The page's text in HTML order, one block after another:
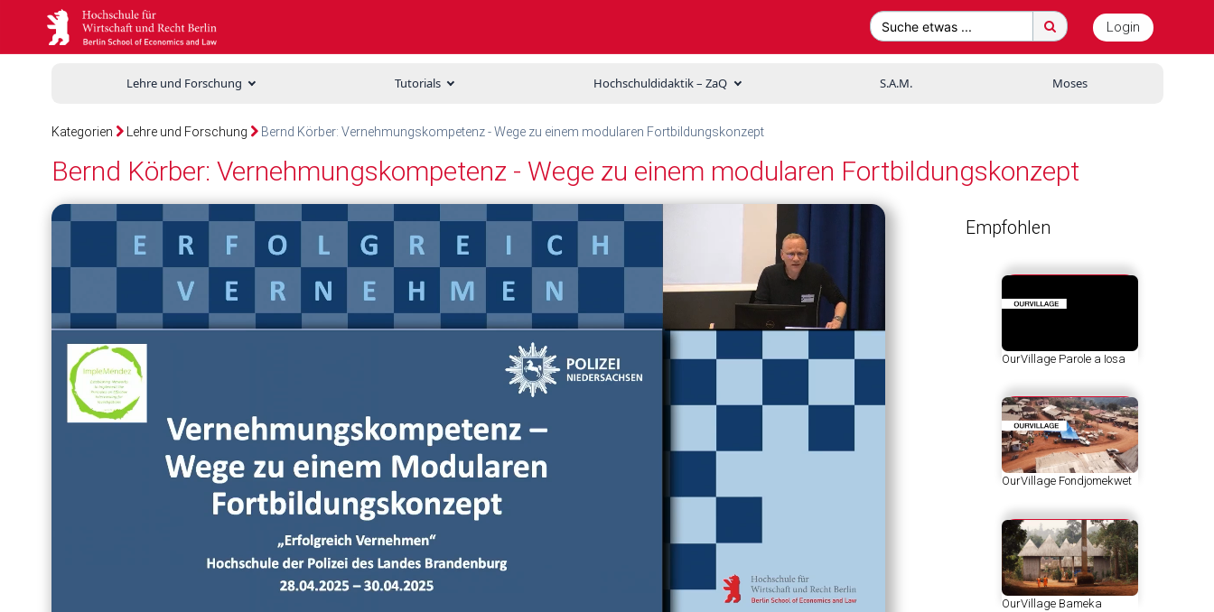
Suche etwas ... Login
Lehre und Forschung Tutorials Hochschuldidaktik – ZaQ S.A.M. Moses
Kategorien Lehre und Forschung Bernd Körber: Vernehmungskompetenz - Wege zu einem modularen Fortbildungskonzept
Bernd Körber: Vernehmungskompetenz - Wege zu einem modularen Fortbildungskonzept
Empfohlen
OurVillage Parole a Iosa
OurVillage Fondjomekwet
OurVillage Bameka